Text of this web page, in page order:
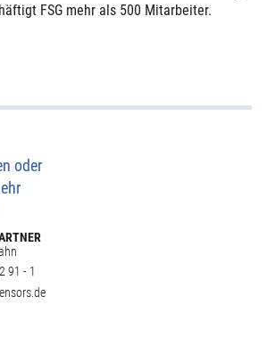
FSG mehr als 500 Mitarbeiter.
91 - 1
oder